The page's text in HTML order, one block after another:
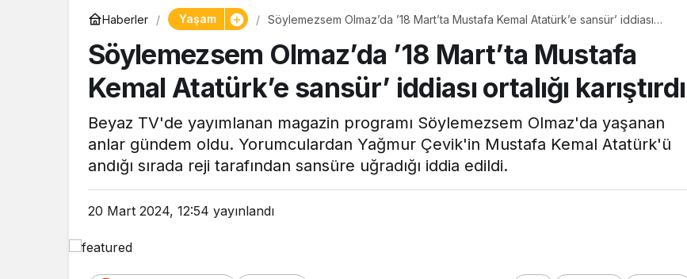
Haberler Yaşam
Söylemezsem Olmaz’da ’18 Mart’ta Mustafa Kemal Atatürk’e sansür’ iddiası
Söylemezsem Olmaz’da ’18 Mart’ta Mustafa
Kemal Atatürk’e sansür’ iddiası ortalığı karıştırdı
Beyaz TV'de yayımlanan magazin programı Söylemezsem Olmaz'da yaşanan
anlar gündem oldu. Yorumculardan Yağmur Çevik'in Mustafa Kemal Atatürk'ü
andığı sırada reji tarafından sansüre uğradığı iddia edildi.
20 Mart 2024, 12:54 yayınlandı
pastaneye taş çıkartır:
Şekerpare tarifi